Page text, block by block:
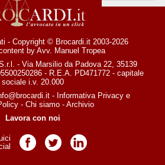
- Copyright © Brocardi.it 2003-2026
by Avv. Manuel Tropea
- Via Marsilio da Padova 22, 35139
- R.E.A. PD471772 - capitale
sociale i.v. 20.000
- Informativa Privacye
- Chi siamo - Archivio
Lavora con noi
Pagina Facebook
Pagina TwitterPagina LinkedIn